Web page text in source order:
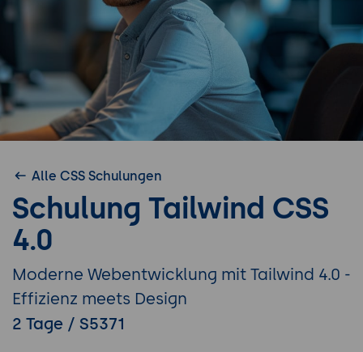
Alle CSS Schulungen
Schulung Tailwind CSS
4.0
Moderne Webentwicklung mit Tailwind 4.0 -
Effizienz meets Design
2 Tage / S5371